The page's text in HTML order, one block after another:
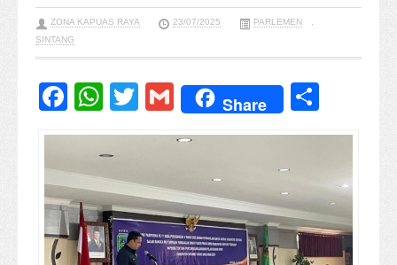
ZONA KAPUAS RAYA 23/07/2025 PARLEMEN
SINTANG
Facebook
WhatsApp
TwitterGmail
Share